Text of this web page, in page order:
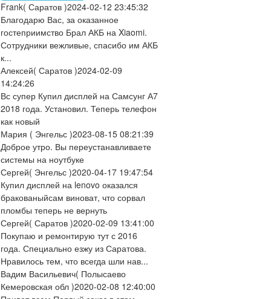
Frank( Саратов )2024-02-12 23:45:32
Благодарю Вас, за оказанное
гостеприимство Брал АКБ на Xiaomi.
Сотрудники вежливые, спасибо им АКБ
к...
Алексей( Саратов )2024-02-09
14:24:26
Вс супер Купил дисплей на Самсунг А7
2018 года. Установил. Теперь телефон
как новый
Мария ( Энгельс )2023-08-15 08:21:39
Доброе утро. Вы переустанавливаете
системы на ноутбуке
Сергей( Энгельс )2020-04-17 19:47:54
Купил дисплей на lenovo оказался
бракованыйсам виноват, что сорвал
пломбы теперь не вернуть
Сергей( Саратов )2020-02-09 13:41:00
Покупаю и ремонтирую тут с 2016
года. Специально езжу из Саратова.
Нравилось тем, что всегда шли нав...
Вадим Васильевич( Полысаево
Кемеровская обл )2020-02-08 12:40:00